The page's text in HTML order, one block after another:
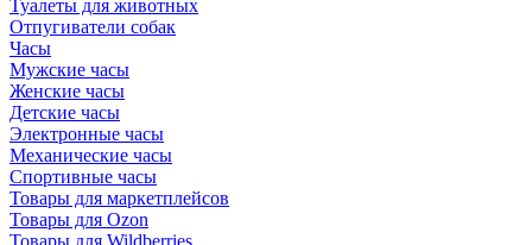
Туалеты для животных
Отпугиватели собак
Часы
Мужские часы
Женские часы
Детские часы
Электронные часы
Механические часы
Спортивные часы
Товары для маркетплейсов
Товары для Ozon
Товары для Wildberries